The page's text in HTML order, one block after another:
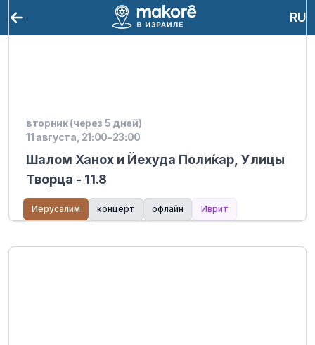
RU
вторник (через 5 дней)
11 августа, 21:00–23:00
Шалом Ханох и Йехуда Поли́кар, Улицы
Творца - 11.8
Иерусалим концерт офлайн Иврит